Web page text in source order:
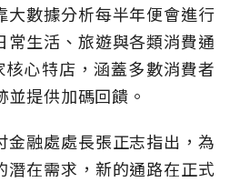
大數據分析每半年便會進行
常生活、旅遊與各類消費通
心特店，涵蓋多數消費者
提供加碼回饋。
金融處處長張正志指出，為
潛在需求，新的通路在正式